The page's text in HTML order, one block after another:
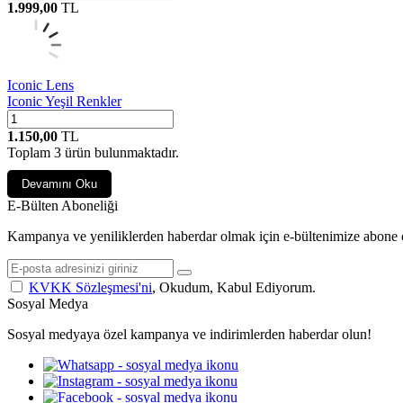
1.999,00 TL
Iconic Lens
Iconic Yeşil Renkler
1.150,00 TL
Toplam 3 ürün bulunmaktadır.
Devamını Oku
E-Bülten Aboneliği
Kampanya ve yeniliklerden haberdar olmak için e-bültenimize abone
KVKK Sözleşmesi'ni, Okudum, Kabul Ediyorum.
Sosyal Medya
Sosyal medyaya özel kampanya ve indirimlerden haberdar olun!